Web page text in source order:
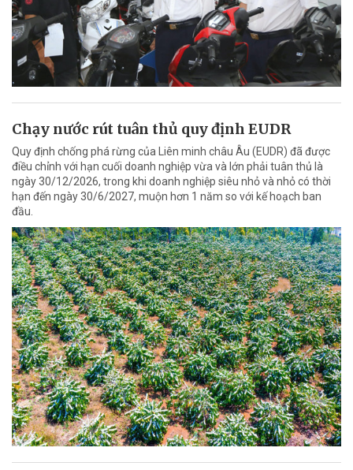
Chạy nước rút tuân thủ quy định EUDR
Quy định chống phá rừng của Liên minh châu Âu (EUDR) đã được
điều chỉnh với hạn cuối doanh nghiệp vừa và lớn phải tuân thủ là
ngày 30/12/2026, trong khi doanh nghiệp siêu nhỏ và nhỏ có thời
hạn đến ngày 30/6/2027, muộn hơn 1 năm so với kế hoạch ban
đầu.